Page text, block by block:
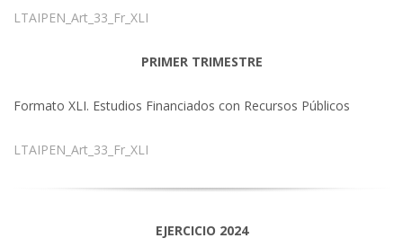
LTAIPEN_Art_33_Fr_XLI
PRIMER TRIMESTRE
Formato XLI. Estudios Financiados con Recursos Públicos
LTAIPEN_Art_33_Fr_XLI
EJERCICIO 2024